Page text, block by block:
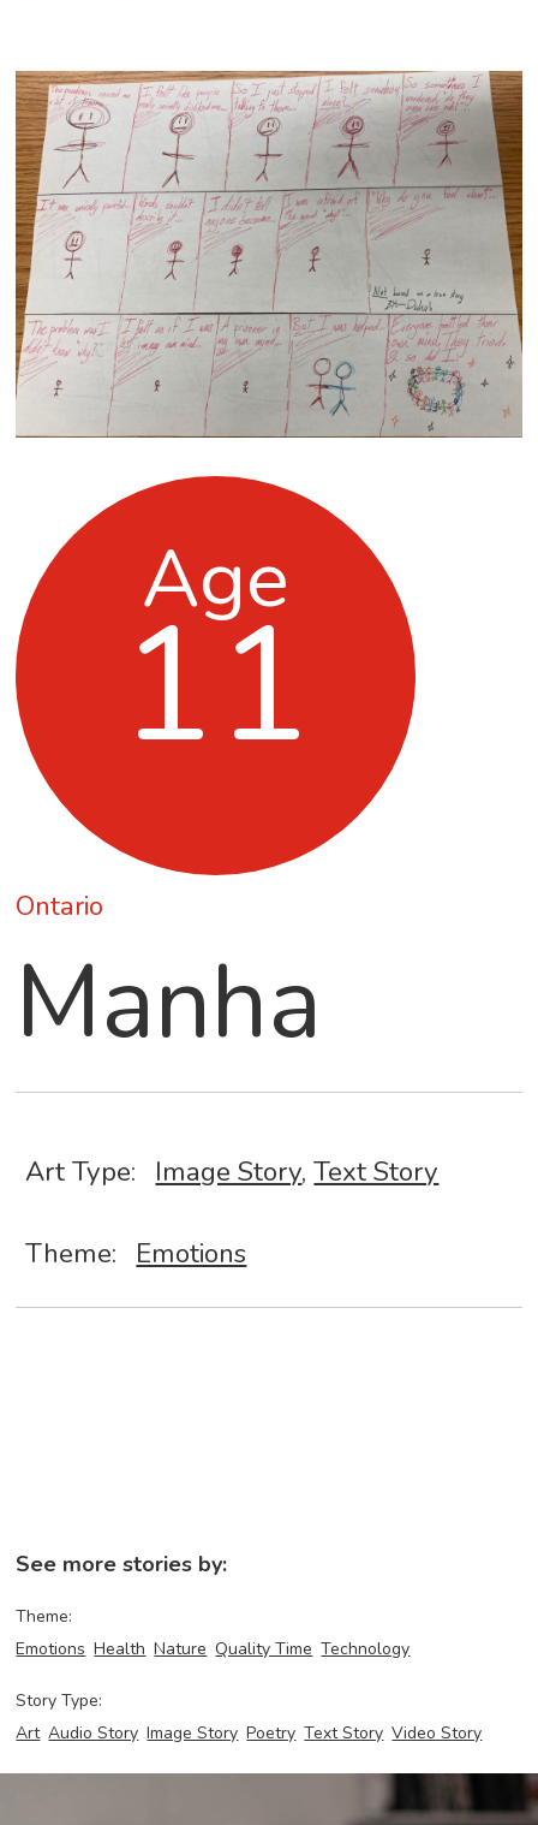
Age
11
Ontario
Manha
Art Type: Image Story,Text Story
Theme: Emotions
See more stories by:
Theme:
Emotions Health Nature Quality Time Technology
Story Type:
Art Audio Story Image Story Poetry Text Story Video Story